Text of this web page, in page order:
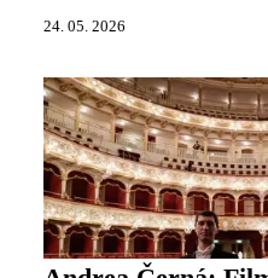
24. 05. 2026